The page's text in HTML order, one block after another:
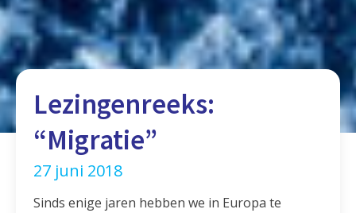
Lezingenreeks:
“Migratie”
27 juni 2018
Sinds enige jaren hebben we in Europa te